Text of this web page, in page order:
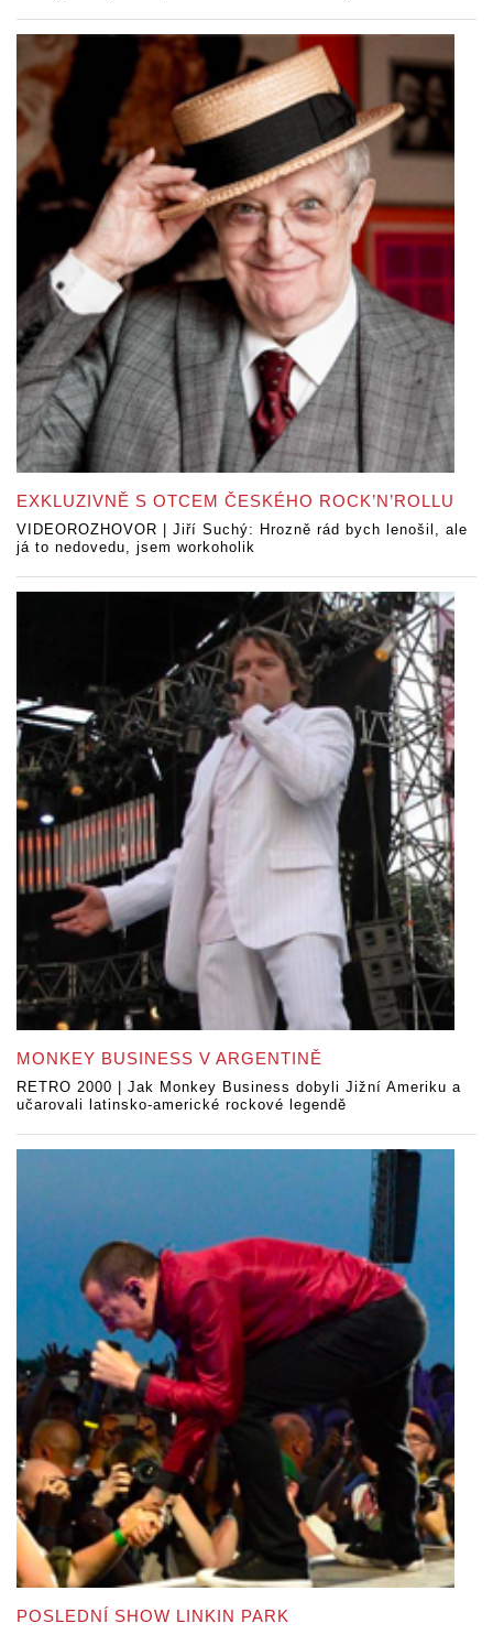
EXKLUZIVNĚ S OTCEM ČESKÉHO ROCK’N’ROLLU
VIDEOROZHOVOR | Jiří Suchý: Hrozně rád bych lenošil, ale
já to nedovedu, jsem workoholik
MONKEY BUSINESS V ARGENTINĚ
RETRO 2000 | Jak Monkey Business dobyli Jižní Ameriku a
učarovali latinsko-americké rockové legendě
POSLEDNÍ SHOW LINKIN PARK